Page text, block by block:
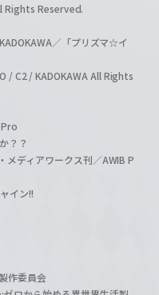
Rights Reserved.
／「プリズマ☆イ
/ C2 / KADOKAWA All Rights
？？
ディアワークス刊／AWIB P
イン!!
作委員会